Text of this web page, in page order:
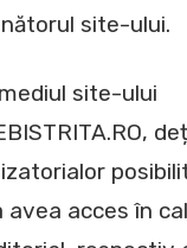
site-ului.
site-ului
avea acces în